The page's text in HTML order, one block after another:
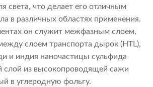
света, что делает его отличным
в различных областях применения.
он служит межфазным слоем,
слоем транспорта дырок (HTL),
и индия наночастицы сульфида
слой из высокопроводящей сажи
в углеродную фольгу.